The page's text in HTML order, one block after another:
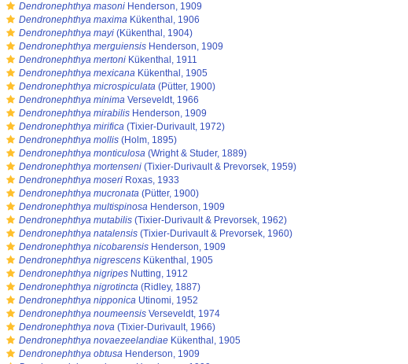
Dendronephthya masoni Henderson, 1909
Dendronephthya maxima Kükenthal, 1906
Dendronephthya mayi (Kükenthal, 1904)
Dendronephthya merguiensis Henderson, 1909
Dendronephthya mertoni Kükenthal, 1911
Dendronephthya mexicana Kükenthal, 1905
Dendronephthya microspiculata (Pütter, 1900)
Dendronephthya minima Verseveldt, 1966
Dendronephthya mirabilis Henderson, 1909
Dendronephthya mirifica (Tixier-Durivault, 1972)
Dendronephthya mollis (Holm, 1895)
Dendronephthya monticulosa (Wright & Studer, 1889)
Dendronephthya mortenseni (Tixier-Durivault & Prevorsek, 1959)
Dendronephthya moseri Roxas, 1933
Dendronephthya mucronata (Pütter, 1900)
Dendronephthya multispinosa Henderson, 1909
Dendronephthya mutabilis (Tixier-Durivault & Prevorsek, 1962)
Dendronephthya natalensis (Tixier-Durivault & Prevorsek, 1960)
Dendronephthya nicobarensis Henderson, 1909
Dendronephthya nigrescens Kükenthal, 1905
Dendronephthya nigripes Nutting, 1912
Dendronephthya nigrotincta (Ridley, 1887)
Dendronephthya nipponica Utinomi, 1952
Dendronephthya noumeensis Verseveldt, 1974
Dendronephthya nova (Tixier-Durivault, 1966)
Dendronephthya novaezeelandiae Kükenthal, 1905
Dendronephthya obtusa Henderson, 1909